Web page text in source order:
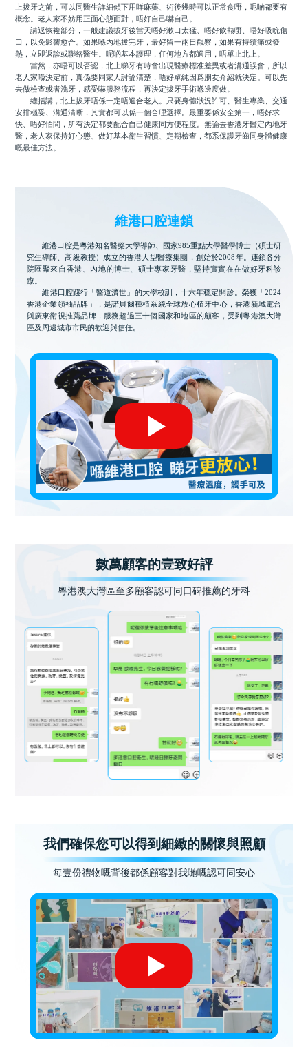
上拔牙之前，可以同醫生詳細傾下用咩麻藥、術後幾時可以正常食嘢，呢啲都要有
概念。老人家不妨用正面心態面對，唔好自己嚇自己。
講返恢複部分，一般建議拔牙後當天唔好漱口太猛、唔好飲熱嘢、唔好吸吮傷
口，以免影響愈合。如果喺內地拔完牙，最好留一兩日觀察，如果有持續痛或發
熱，立即返診或聯絡醫生。呢啲基本護理，任何地方都適用，唔單止北上。
當然，亦唔可以否認，北上睇牙有時會出現醫療標准差異或者溝通誤會，所以
老人家喺決定前，真係要同家人討論清楚，唔好單純因爲朋友介紹就決定。可以先
去做檢查或者洗牙，感受嚇服務流程，再決定拔牙手術喺邊度做。
總括講，北上拔牙唔係一定唔適合老人。只要身體狀況許可、醫生專業、交通
安排穩妥、溝通清晰，其實都可以係一個合理選擇。最重要係安全第一，唔好求
快、唔好怕問，所有決定都要配合自己健康同方便程度。無論去香港牙醫定內地牙
醫，老人家保持好心態、做好基本衛生習慣、定期檢查，都系保護牙齒同身體健康
嘅最佳方法。
維港口腔連鎖
維港口腔是粵港知名醫藥大學導師、國家985重點大學醫學博士（碩士研
究生導師、高級教授）成立的香港大型醫療集團，創始於2008年。連鎖各分
院匯聚來自香港、內地的博士、碩士專家牙醫，堅持實實在在做好牙科診
療。
維港口腔踐行「醫道濟世」的大學校訓，十六年穩定開診。榮獲「2024
香港企業領袖品牌」，是諾貝爾種植系統全球放心植牙中心，香港新城電台
與廣東衛視推薦品牌，服務超過三十個國家和地區的顧客，受到粵港澳大灣
區及周邊城市市民的歡迎與信任。
數萬顧客的壹致好評
粵港澳大灣區至多顧客認可同口碑推薦的牙科
我們確保您可以得到細緻的關懷與照顧
每壹份禮物嘅背後都係顧客對我哋嘅認可同安心